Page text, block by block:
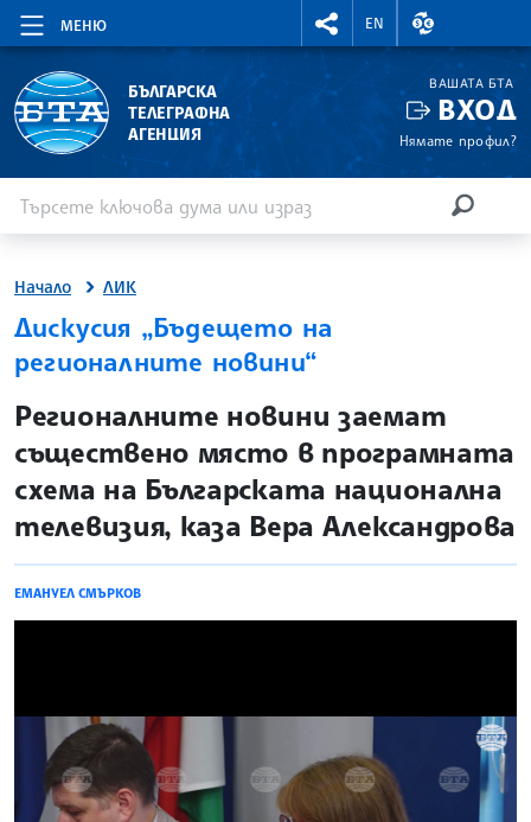
МЕНЮ
RIGHTMENU.SOCIAL
EN
ВАЛУТНИ
БЪЛГАРСКА
ТЕЛЕГРАФНА
АГЕНЦИЯ
ВАШАТА БТА
ВХОД
Нямате профил?
Начало ЛИК
Дискусия „Бъдещето на
регионалните новини“
site.bta
Регионалните новини заемат
съществено място в програмната
схема на Българската национална
телевизия, каза Вера Александрова
ЕМАНУЕЛ СМЪРКОВ